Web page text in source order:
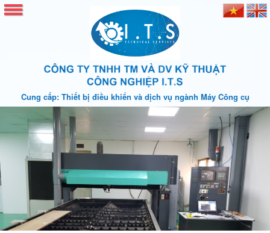
Cung cấp: Thiết bị điều khiển và dịch vụ ngành Máy Công cụ